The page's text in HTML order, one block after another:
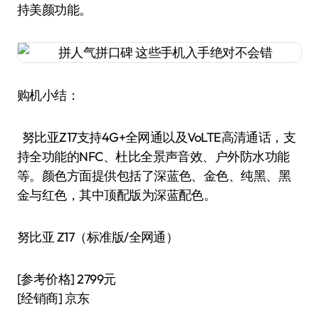
持美颜功能。
购机小结：
努比亚Z17支持4G+全网通以及VoLTE高清通话，支
持全功能的NFC、杜比全景声音效、户外防水功能
等。颜色方面提供包括了深蓝色、金色、纯黑、黑
金与红色，其中顶配版为深蓝配色。
努比亚 Z17（标准版/全网通）
[参考价格] 2799元
[经销商] 京东